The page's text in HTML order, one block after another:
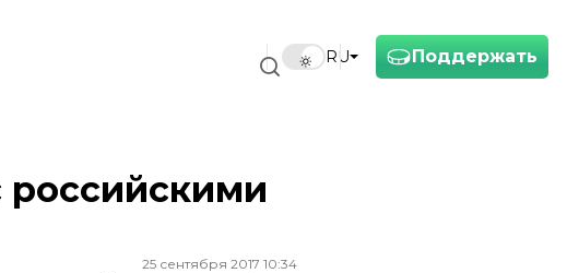
Поддержать
RU
российскими
25 сентября 2017 10:34